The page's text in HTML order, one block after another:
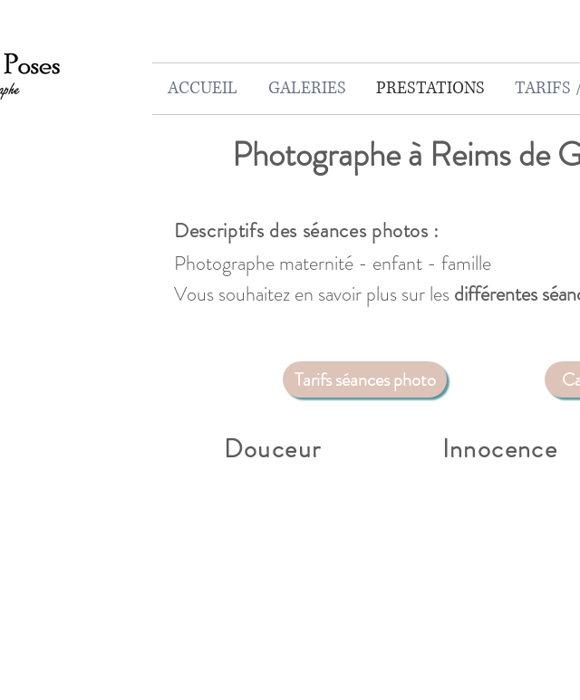
ACCUEIL GALERIES PRESTATIONS TARIFS
Photographe à Reims de
Descriptifs des séances photos :
Photographe maternité - enfant - famille
Vous souhaitez en savoir plus sur lesdifférentes
Tarifs séances photo
Douceur Innocence